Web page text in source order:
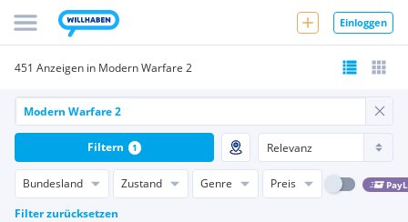
Einloggen
451 Anzeigen in Modern Warfare 2
Bundesland Zustand Genre Preis
Filter zurücksetzen
Filtern 1